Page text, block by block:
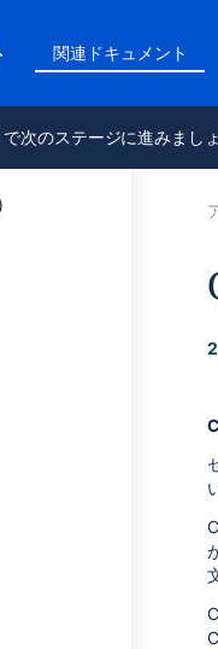
関連ドキュメント
次のステージに進みま